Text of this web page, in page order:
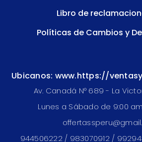
Libro de
Políticas de Cambios y
Ubicanos: www.https://
Av. Canadá N° 689 - La
Lunes a Sábado de 9:00
944506222 / 983070912 /